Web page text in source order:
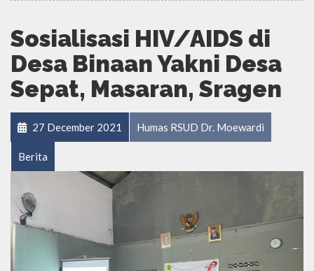
Sosialisasi HIV/AIDS di
Desa Binaan Yakni Desa
Sepat, Masaran, Sragen
27 December 2021 Humas RSUD Dr. Moewardi
Berita